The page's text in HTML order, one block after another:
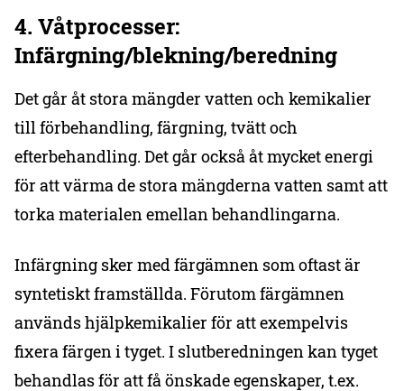
4. Våtprocesser:
Infärgning/blekning/beredning
Det går åt stora mängder vatten och kemikalier
till förbehandling, färgning, tvätt och
efterbehandling. Det går också åt mycket energi
för att värma de stora mängderna vatten samt att
torka materialen emellan behandlingarna.
Infärgning sker med färgämnen som oftast är
syntetiskt framställda. Förutom färgämnen
används hjälpkemikalier för att exempelvis
fixera färgen i tyget. I slutberedningen kan tyget
behandlas för att få önskade egenskaper, t.ex.